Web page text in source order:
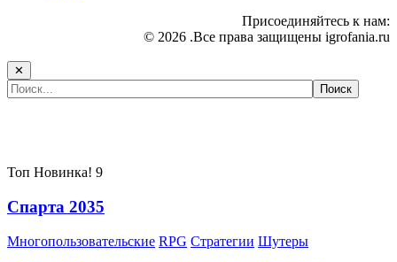
Присоединяйтесь к нам:
© 2026 .Все права защищены igrofania.ru
✕
Топ Новинка! 9
Спарта 2035
Многопользовательские RPG Стратегии Шутеры